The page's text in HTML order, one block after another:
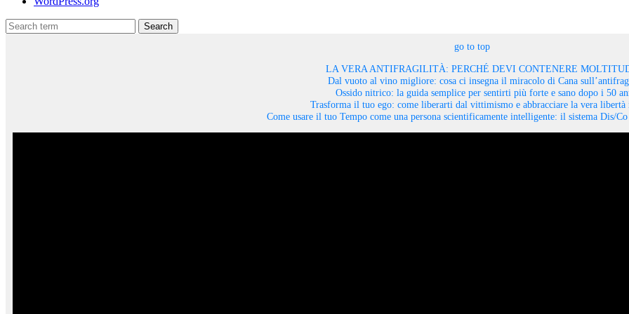
Search
go to top
LA VERA ANTIFRAGILITÀ: PERCHÉ DEVI CONTENERE
Dal vuoto al vino migliore: cosa ci insegna il miracolo di Cana
Ossido nitrico: la guida semplice per sentirti più forte e sano dopo i 50
Trasforma il tuo ego: come liberarti dal vittimismo e abbracciare la vera libertà
Come usare il tuo Tempo come una persona scientificamente intelligente: il sistema Dis/